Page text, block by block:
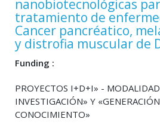
nanobiotecnológicas
tratamiento de
Cancer pancréatico,
y distrofia muscular de
Funding :
PROYECTOS I+D+I» -
INVESTIGACIÓN» Y
CONOCIMIENTO»